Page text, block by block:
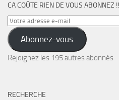
CA COÛTE RIEN DE VOUS ABONNEZ
Votre
adresse
e-
mail
Abonnez-vous
Rejoignez les 195 autres abonnés
RECHERCHE